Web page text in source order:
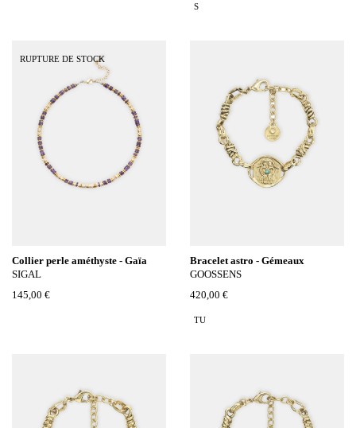
S
RUPTURE DE STOCK
Collier perle améthyste - Gaïa
SIGAL
145,00 €
Bracelet astro - Gémeaux
GOOSSENS
420,00 €
TU